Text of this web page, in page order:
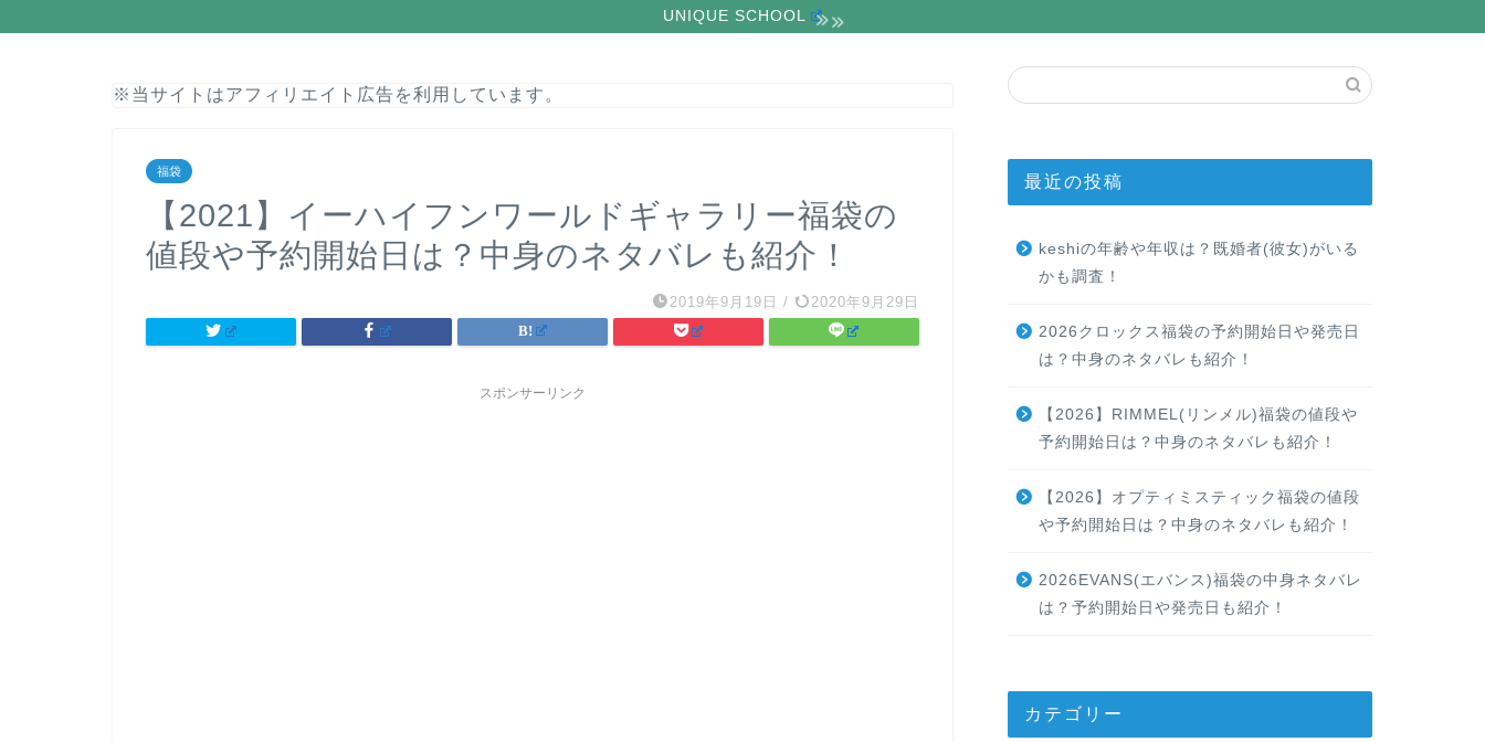
UNIQUE SCHOOL
※当サイトはアフィリエイト広告を利用しています。
福袋
【2021】イーハイフンワールドギャラリー福袋の
値段や予約開始日は？中身のネタバレも紹介！
2019年9月19日 / 2020年9月29日
スポンサーリンク
最近の投稿
keshiの年齢や年収は？既婚者(彼女)がいる
かも調査！
2026クロックス福袋の予約開始日や発売日
は？中身のネタバレも紹介！
【2026】RIMMEL(リンメル)福袋の値段や
予約開始日は？中身のネタバレも紹介！
【2026】オプティミスティック福袋の値段
や予約開始日は？中身のネタバレも紹介！
2026EVANS(エバンス)福袋の中身ネタバレ
は？予約開始日や発売日も紹介！
カテゴリー